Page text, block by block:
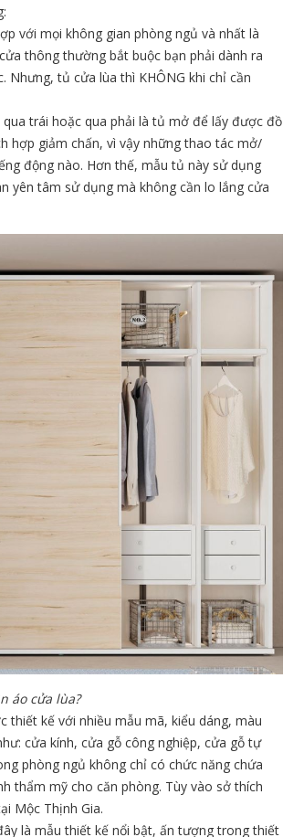
với mọi không gian phòng ngủ và nhất là
thông thường bắt buộc bạn phải dành ra
tủ cửa lùa thì KHÔNG khi chỉ cần
trái hoặc qua phải là tủ mở để lấy được đồ
hợp giảm chấn, vì vậy những thao tác mở/
động nào. Hơn thế, mẫu tủ này sử dụng
yên tâm sử dụng mà không cần lo lắng cửa
áo cửa lùa?
thiết kế với nhiều mẫu mã, kiểu dáng, màu
cửa kính, cửa gỗ công nghiệp, cửa gỗ tự
phòng ngủ không chỉ có chức năng chứa
thẩm mỹ cho căn phòng. Tùy vào sở thích
Mộc Thịnh Gia.
là mẫu thiết kế nổi bật, ấn tượng trong thiết